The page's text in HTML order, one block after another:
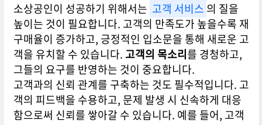
소상공인이 성공하기 위해서는 고객 서비스 의 질을
높이는 것이 필요합니다. 고객의 만족도가 높을수록 재
구매율이 증가하고, 긍정적인 입소문을 통해 새로운 고
객을 유치할 수 있습니다. 고객의 목소리를 경청하고,
그들의 요구를 반영하는 것이 중요합니다.
고객과의 신뢰 관계를 구축하는 것도 필수적입니다. 고
객의 피드백을 수용하고, 문제 발생 시 신속하게 대응
함으로써 신뢰를 쌓아갈 수 있습니다. 예를 들어, 고객